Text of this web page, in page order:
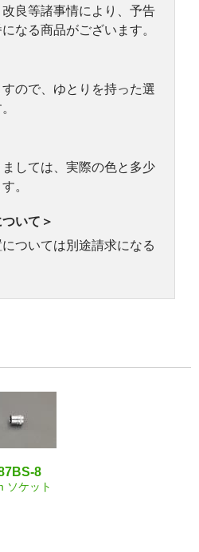
良等諸事情により、予告
なる商品がございます。
ので、ゆとりを持った選
しては、実際の色と多少
。
いて＞
ついては別途請求になる
8
ソケット